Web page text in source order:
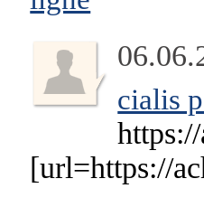
cialis
[url=https://